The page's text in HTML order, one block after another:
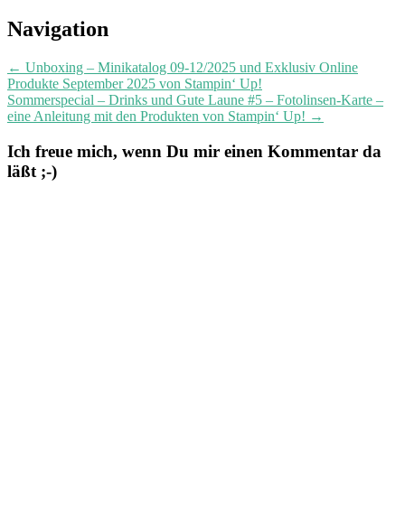
Post
Navigation
← Unboxing – Minikatalog 09-12/2025 und Exklusiv Online
Produkte September 2025 von Stampin‘ Up!
Sommerspecial – Drinks und Gute Laune #5 – Fotolinsen-Karte –
eine Anleitung mit den Produkten von Stampin‘ Up! →
Ich freue mich, wenn Du mir einen Kommentar da
läßt ;-)